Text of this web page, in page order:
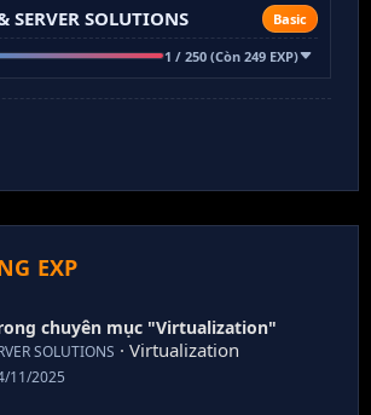
SERVER SOLUTIONS Basic
1 / 250 (Còn 249 EXP)
EXP
chuyên mục "Virtualization"
SOLUTIONS · Virtualization
11/2025